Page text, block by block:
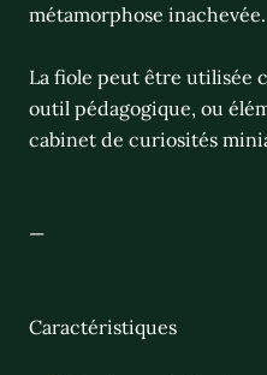
métamorphose inachevée.
La fiole peut être utilisée
outil pédagogique, ou
cabinet de curiosités
—
Caractéristiques